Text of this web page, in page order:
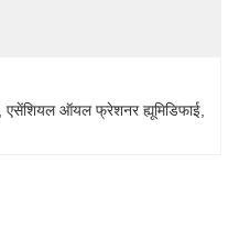
एसेंशियल ऑयल फ्रेशनर ह्यूमिडिफाई